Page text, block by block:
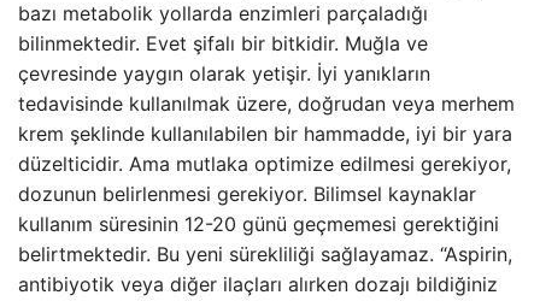
bazı metabolik yollarda enzimleri parçaladığı
bilinmektedir. Evet şifalı bir bitkidir. Muğla ve
çevresinde yaygın olarak yetişir. İyi yanıkların
tedavisinde kullanılmak üzere, doğrudan veya merhem
krem ​​şeklinde kullanılabilen bir hammadde, iyi bir yara
düzelticidir. Ama mutlaka optimize edilmesi gerekiyor,
dozunun belirlenmesi gerekiyor. Bilimsel kaynaklar
kullanım süresinin 12-20 günü geçmemesi gerektiğini
belirtmektedir. Bu yeni sürekliliği sağlayamaz. “Aspirin,
antibiyotik veya diğer ilaçları alırken dozajı bildiğiniz